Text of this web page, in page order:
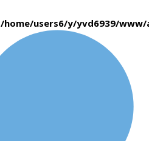
/home/users6/y/yvd6939/